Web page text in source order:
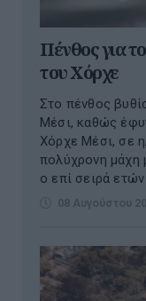
Πένθος για
του Χόρχε
Στο πένθος
Μέσι, καθώς
Χόρχε Μέσι, σε
πολύχρονη μάχη
ο επί σειρά ετών